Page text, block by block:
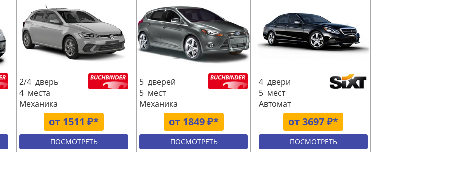
от 1511 ₽*
2/4 дверь
4 места
Механика
ПОСМОТРЕТЬ
от 1849 ₽*
5 дверей
5 мест
Механика
ПОСМОТРЕТЬ
от 3697 ₽*
4 двери
5 мест
Автомат
ПОСМОТРЕТЬ